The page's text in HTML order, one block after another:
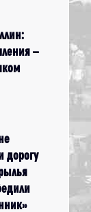
–
дорогу